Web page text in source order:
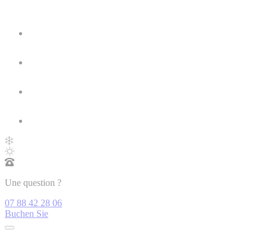
Une question ?
07 88 42 28 06
Buchen Sie